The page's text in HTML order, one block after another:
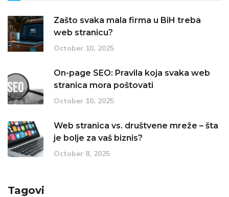
Zašto svaka mala firma u BiH treba
web stranicu?
October 10, 2025
On-page SEO: Pravila koja svaka web
stranica mora poštovati
October 10, 2025
Web stranica vs. društvene mreže – šta
je bolje za vaš biznis?
October 8, 2025
Tagovi